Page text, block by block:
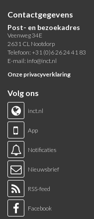
Contactgegevens
Post- en bezoekadres
Veenweg 34E
2631 CL Nootdorp
Telefoon: +31 (0)6 26 24 41 83
E-mail: info@inct.nl
Onze privacyverklaring
Volg ons
inct.nl
App
Notificaties
Nieuwsbrief
RSS-feed
Facebook